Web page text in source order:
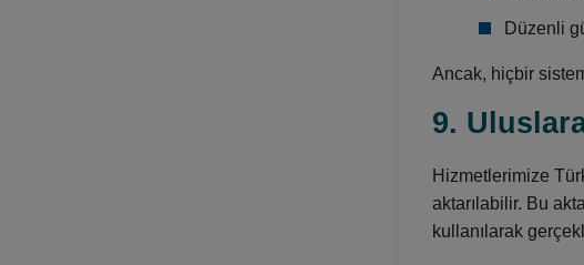
Düzenli
Ancak, hiçbir
9.
Hizmetlerimize
aktarılabilir. Bu
kullanılarak